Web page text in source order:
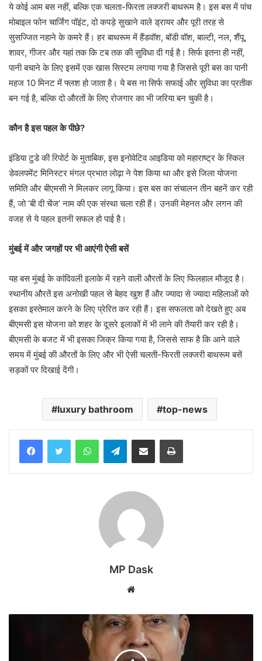
ये कोई आम बस नहीं, बल्कि एक चलता-फिरता लक्जरी बाथरूम है। इस बस में पांच
मोबाइल फोन चार्जिंग पॉइंट, दो कपड़े सुखाने वाले ड्रायर और पूरी तरह से
सुसज्जित नहाने के कमरे हैं। हर बाथरूम में हैंडवॉश, बॉडी वॉश, बाल्टी, नल, शैंपू,
शावर, गीजर और यहां तक कि टब तक की सुविधा दी गई है। सिर्फ इतना ही नहीं,
पानी बचाने के लिए इसमें एक खास सिस्टम लगाया गया है जिससे पूरी बस का पानी
महज 10 मिनट में फ्लश हो जाता है। ये बस ना सिर्फ सफाई और सुविधा का प्रतीक
बन गई है, बल्कि दो औरतों के लिए रोजगार का भी जरिया बन चुकी है।
कौन है इस पहल के पीछे?
इंडिया टुडे की रिपोर्ट के मुताबिक, इस इनोवेटिव आइडिया को महाराष्ट्र के स्किल
डेवलपमेंट मिनिस्टर मंगल प्रभात लोढ़ा ने पेश किया था और इसे जिला योजना
समिति और बीएमसी ने मिलकर लागू किया। इस बस का संचालन तीन बहनें कर रही
हैं, जो ‘बी दी चेंज’ नाम की एक संस्था चला रही हैं। उनकी मेहनत और लगन की
वजह से ये पहल इतनी सफल हो पाई है।
मुंबई में और जगहों पर भी आएंगी ऐसी बसें
यह बस मुंबई के कांदिवली इलाके में रहने वाली औरतों के लिए फिलहाल मौजूद है।
स्थानीय औरतें इस अनोखी पहल से बेहद खुश हैं और ज्यादा से ज्यादा महिलाओं को
इसका इस्तेमाल करने के लिए प्रेरित कर रही हैं। इस सफलता को देखते हुए अब
बीएमसी इस योजना को शहर के दूसरे इलाकों में भी लाने की तैयारी कर रही है।
बीएमसी के बजट में भी इसका जिक्र किया गया है, जिससे साफ है कि आने वाले
समय में मुंबई की औरतों के लिए और भी ऐसी चलती-फिरती लक्जरी बाथरूम बसें
सड़कों पर दिखाई देंगी।
luxury bathroom top-news
WhatsAppTelegramShare via Email Print
MP Dask
Website